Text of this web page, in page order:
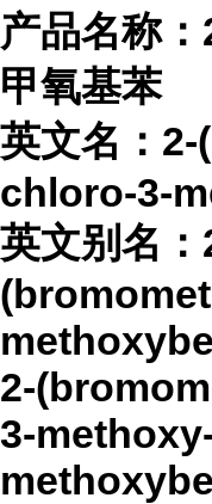
产品名称：
甲氧基苯
英文名： 2-
chloro-3-
英文别名：
2-
3-